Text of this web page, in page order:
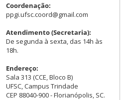
Coordenação:
ppgi.ufsc.coord@gmail.com
Atendimento (Secretaria):
De segunda à sexta, das 14h às
18h.
Endereço:
Sala 313 (CCE, Bloco B)
UFSC, Campus Trindade
CEP 88040-900 - Florianópolis, SC.